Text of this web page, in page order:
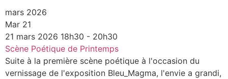
mars 2026
Mar 21
21 mars 2026 18h30 - 20h30
Scène Poétique de Printemps
Suite à la première scène poétique à l'occasion du
vernissage de l'exposition Bleu_Magma, l'envie a grandi,